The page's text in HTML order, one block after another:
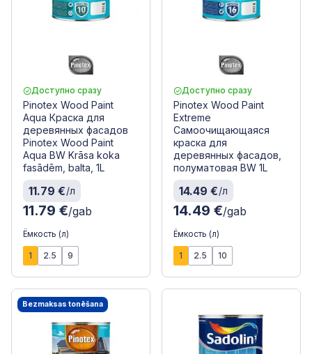
Доступно сразу
Pinotex Wood Paint
Aqua Краска для
деревянных фасадов
Pinotex Wood Paint
Aqua BW Krāsa koka
fasādēm, balta, 1L
11.79 €/л
11.79 €/gab
Ёмкость (л)
1 2.5 9
Доступно сразу
Pinotex Wood Paint
Extreme
Самоочищающаяся
краска для
деревянных фасадов,
полуматовая BW 1L
14.49 €/л
14.49 €/gab
Ёмкость (л)
1 2.5 10
Bezmaksas tonēšana